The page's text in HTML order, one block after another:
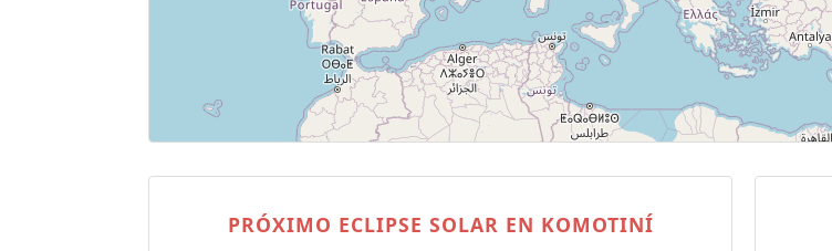
PRÓXIMO ECLIPSE SOLAR EN KOMOTINÍ